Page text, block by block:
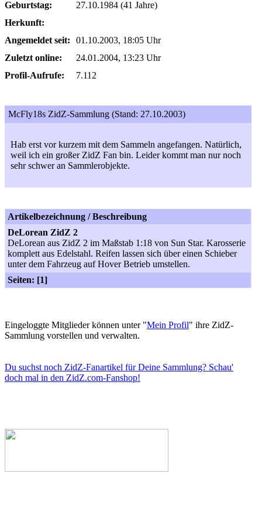
Geburtstag:
27.10.1984 (41 Jahre)
Herkunft:
Angemeldet seit:
01.10.2003, 18:05 Uhr
Zuletzt online:
24.01.2004, 13:23 Uhr
Profil-Aufrufe:
7.112
McFly18s ZidZ-Sammlung (Stand: 27.10.2003)
Hab erst vor kurzem mit dem Sammeln angefangen. Natürlich,
weil ich ein großer ZidZ Fan bin. Leider kommt man nur noch
sehr schwer an Sammlerobjekte.
Artikelbezeichnung / Beschreibung
DeLorean ZidZ 2
DeLorean aus ZidZ 2 im Maßstab 1:18 von Sun Star. Karosserie
komplett aus Edelstahl. Reifen lassen sich über einen Schieber
unter dem Fahrzeug auf Hover Betrieb umstellen.
Seiten: [1]
Eingeloggte Mitglieder können unter "Mein Profil" ihre ZidZ-
Sammlung vorstellen und verwalten.
Du suchst noch ZidZ-Fanartikel für Deine Sammlung? Schau'
doch mal in den ZidZ.com-Fanshop!